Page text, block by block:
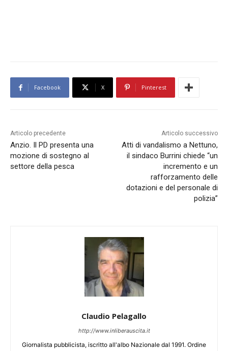
Facebook X Pinterest
Articolo precedente
Anzio. Il PD presenta una
mozione di sostegno al
settore della pesca
Articolo successivo
Atti di vandalismo a Nettuno,
il sindaco Burrini chiede “un
incremento e un
rafforzamento delle
dotazioni e del personale di
polizia”
Claudio Pelagallo
http://www.inliberauscita.it
Giornalista pubblicista, iscritto all'albo Nazionale dal 1991. Ordine